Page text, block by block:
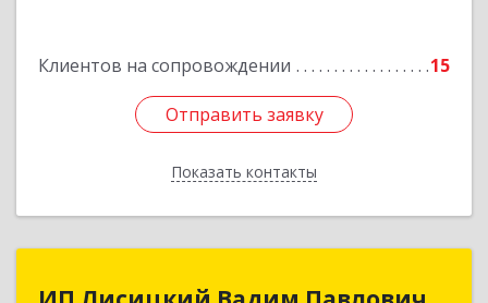
Клиентов на сопровождении 15
Отправить заявку
Показать контакты
Отправить заявку
Назад
ИП Лисицкий Вадим Павлович